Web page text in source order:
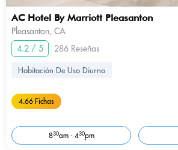
AC Hotel By Marriott Pleasanton
Pleasanton, CA
4.2 / 5
286 Reseñas
Habitación De Uso Diurno
4.66 Fichas
830am - 430pm